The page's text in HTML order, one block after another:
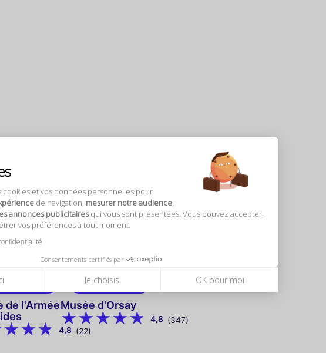
cookies et vos données personnelles pour
de navigation, mesurer notre audience
annonces publicitairesqui vous sont présentées. Vous pouvez accepter,
vos préférences à tout moment.
Consentements certifiés par
Je choisis OK pour moi
de
de l'Armée
4,8 (22)
à partir de
Musée d'Orsay
4,8 (347)